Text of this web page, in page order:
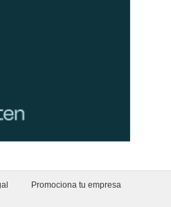
Promociona tu empresa